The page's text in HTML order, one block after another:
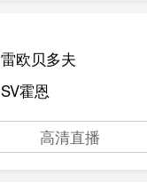
雷欧贝多夫
SV霍恩
高清直播